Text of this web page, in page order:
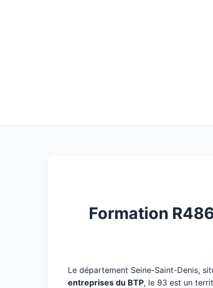
Formation
Le département Seine-Saint-Denis,
entreprises du BTP, le 93 est un